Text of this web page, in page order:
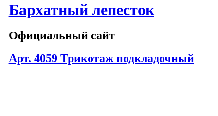
Бархатный лепесток
Официальный сайт
Арт. 4059 Трикотаж подкладочный